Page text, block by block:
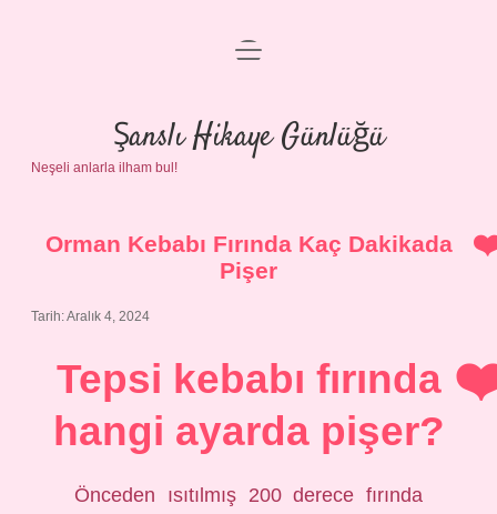
Anasayfa
Gizlilik Politikası
menüyü
Şanslı Hikaye Günlüğü
Neşeli anlarla ilham bul!
Orman Kebabı Fırında Kaç Dakikada
Pişer
Tarih: Aralık 4, 2024
Tepsi kebabı fırında
hangi ayarda pişer?
Önceden ısıtılmış 200 derece fırında